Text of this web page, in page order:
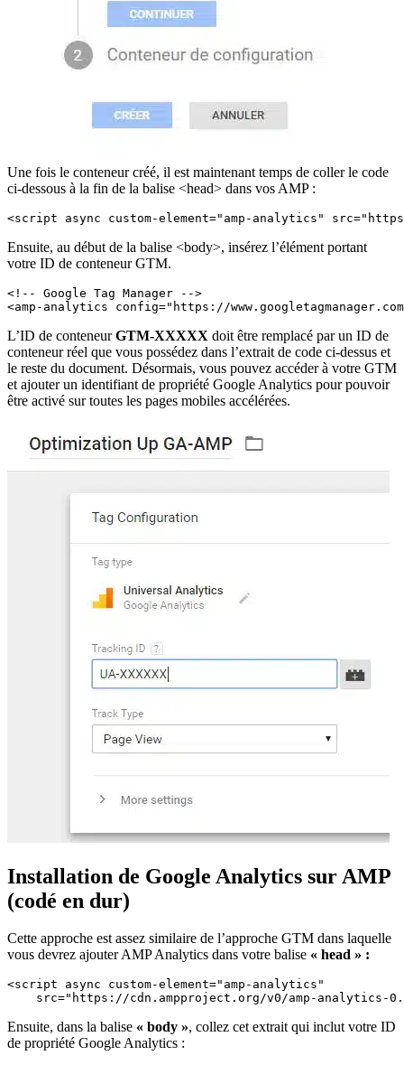
Une fois le conteneur créé, il est maintenant temps de coller le code
ci-dessous à la fin de la balise <head> dans vos AMP :
<script async custom-element="amp-analytics"
Ensuite, au début de la balise <body>, insérez l’élément portant
votre ID de conteneur GTM.
<!-- Google Tag Manager -->
<amp-analytics config="https://
L’ID de conteneurGTM-XXXXX doit être remplacé par un ID de
conteneur réel que vous possédez dans l’extrait de code ci-dessus et
le reste du document. Désormais, vous pouvez accéder à votre GTM
et ajouter un identifiant de propriété Google Analytics pour pouvoir
être activé sur toutes les pages mobiles accélérées.
Installation de Google Analytics sur AMP
(codé en dur)
Cette approche est assez similaire de l’approche GTM dans laquelle
vous devrez ajouter AMP Analytics dans votre balise « head » :
<script async custom-element="amp-analytics"
src="https://cdn.ampproject.org/v0/amp-analytics-
Ensuite, dans la balise « body », collez cet extrait qui inclut votre ID
de propriété Google Analytics :